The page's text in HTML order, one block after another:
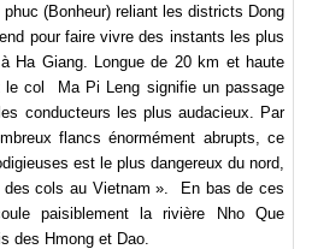
(Bonheur) reliant les districts Dong
pour faire vivre des instants les plus
Ha Giang. Longue de 20 km et haute
le col
Ma Pi Leng signifie un passage
conducteurs les plus audacieux. Par
flancs énormément abrupts, ce
est le plus dangereux du nord,
cols au Vietnam ».
En bas de ces
paisiblement la rivière Nho Que
des Hmong et Dao.